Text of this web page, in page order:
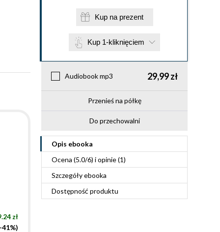
Kup na prezent
Kup 1-kliknięciem
Audiobook mp3 29,99 zł
Przenieś na półkę
Do przechowalni
Opis ebooka
Ocena (5.0/6) i opinie (1)
Szczegółyebooka
Dostępność produktu
zł
41%)